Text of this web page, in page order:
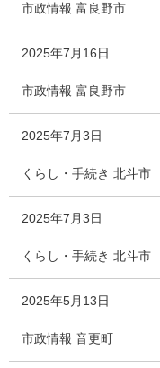
市政情報 富良野市
2025年7月16日
市政情報 富良野市
2025年7月3日
くらし・手続き 北斗市
2025年7月3日
くらし・手続き 北斗市
2025年5月13日
市政情報 音更町